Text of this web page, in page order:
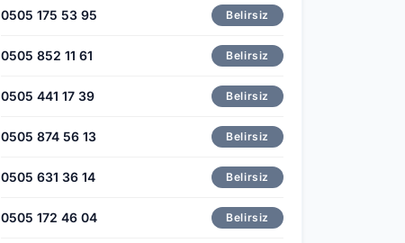
0505 175 53 95 Belirsiz
0505 852 11 61 Belirsiz
0505 441 17 39 Belirsiz
0505 874 56 13 Belirsiz
0505 631 36 14 Belirsiz
0505 172 46 04 Belirsiz